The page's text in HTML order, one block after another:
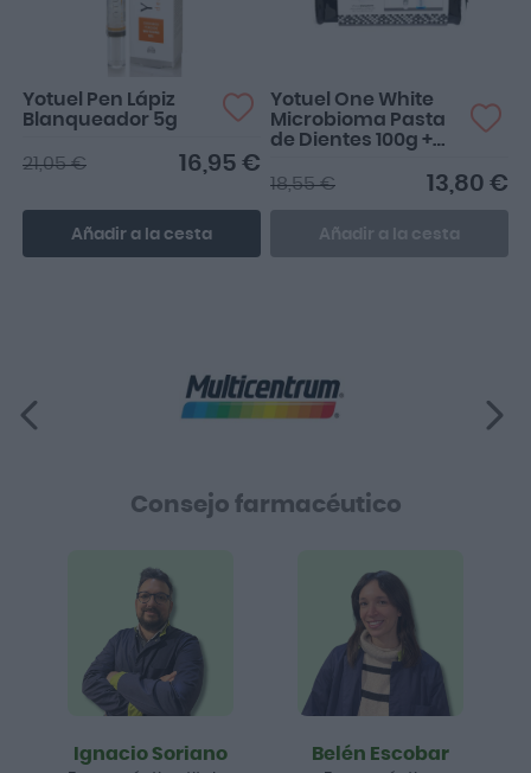
Yotuel Pen Lápiz
Blanqueador 5g
16,95 €
21,05 €
Añadir a la cesta
Yotuel One White
Microbioma Pasta
de Dientes 100g +
Pasta Dentrífica +13,80 €
18,55 €
Añadir a la cesta
Consejo farmacéutico
Ignacio Soriano Belén Escobar